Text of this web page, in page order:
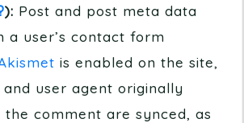
): Post and post meta data
a user’s contact form
is enabled on the site,
user agent originally
comment are synced, as